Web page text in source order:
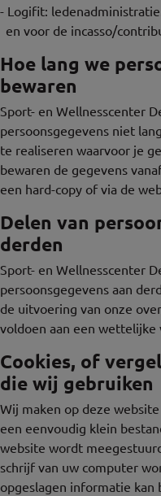
- Logifit:
en voor de incasso/
Hoe lang we
bewaren
Sport- en Wellnesscenter
persoonsgegevens niet
te realiseren waarvoor je
bewaren de gegevens
een hard-copy of via de
Delen van
derden
Sport- en Wellnesscenter
persoonsgegevens aan
de uitvoering van onze
voldoen aan een wettelijke
Cookies, of
die wij gebruiken
Wij maken op deze
een eenvoudig klein
website wordt
schrijf van uw computer
opgeslagen informatie kan